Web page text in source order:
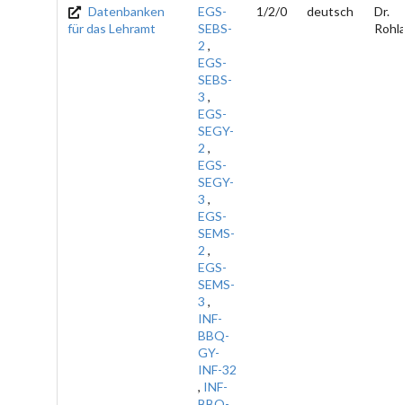
Datenbanken
für das Lehramt
EGS-
SEBS-
2 ,
EGS-
SEBS-
3 ,
EGS-
SEGY-
2 ,
EGS-
SEGY-
3 ,
EGS-
SEMS-
2 ,
EGS-
SEMS-
3 ,
INF-
BBQ-
GY-
INF-32
, INF-
1/2/0 deutsch
Dr.